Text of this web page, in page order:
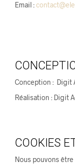
Email :
Conception : Digit
Réalisation : Digit
COOKIES
Nous pouvons